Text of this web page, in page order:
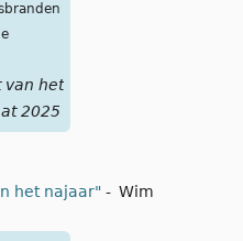
van het
2025
het najaar" - Wim